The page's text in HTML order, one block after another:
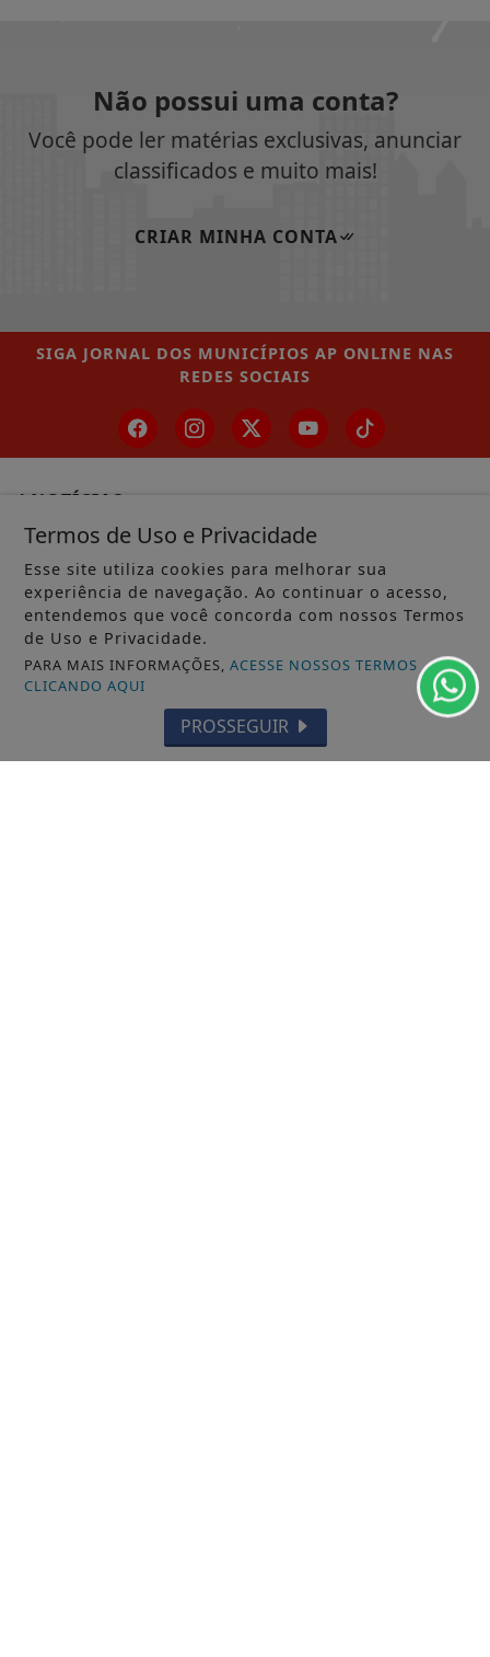
Não possui uma conta?
Você pode ler matérias exclusivas, anunciar
classificados e muito mais!
CRIAR MINHA CONTA
SIGA JORNAL DOS MUNICÍPIOS AP ONLINE NAS
REDES SOCIAIS
/ NOTÍCIAS
MUNICÍPIOS GERAL
MACAPÁ
SANTANA
LARANJAL DO JARI
Termos de Uso e Privacidade
Esse site utiliza cookies para melhorar sua
experiência de navegação. Ao continuar o acesso,
entendemos que você concorda com nossos Termos
de Uso e Privacidade.
PARA MAIS INFORMAÇÕES,ACESSE NOSSOS TERMOS
CLICANDO AQUI
PROSSEGUIR